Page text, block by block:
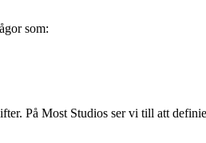
som:
På Most Studios ser vi till att